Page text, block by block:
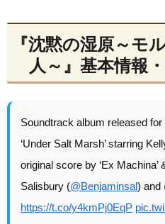
『沈黙の湿原～モ
人～』基本情報
Soundtrack album released
‘Under Salt Marsh’ starring
original score by ‘Ex Machina’
Salisbury (@Benjaminsal) and
https://t.co/y4kmPj0EqP